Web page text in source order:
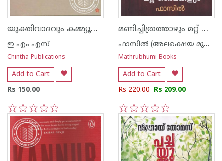
യുക്തിവാദവും കമ്മ്യൂണിസ്റ്റ്കാരും
ഇ എം എസ്
Chintha Publications
Add to Cart
Rs 150.00
5
4
3
2
1
മണിച്ചിത്രത്താഴും മറ്റ് ഓര്‍മകളും
ഫാസില്‍ (അലക്ഷെയ മുഹമ്മദ് ഫാസില്‍)
Mathrubhumi Books
Add to Cart
Rs 220.00 Rs 209.00
4
3
2
1